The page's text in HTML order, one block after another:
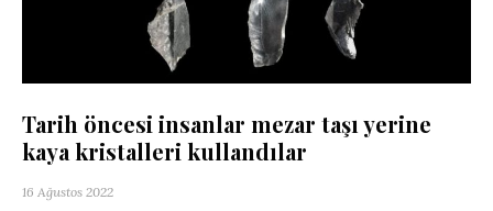
Tarih öncesi insanlar mezar taşı yerine
kaya kristalleri kullandılar
16 Ağustos 2022